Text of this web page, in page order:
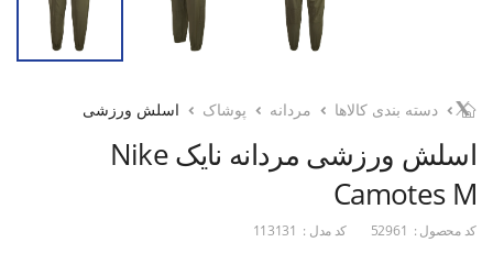
دسته بندی کالاها مردانه پوشاک اسلش ورزشی
اسلش ورزشی مردانه نایک Nike
Camotes M
کد محصول : 52961 کد مدل : 113131